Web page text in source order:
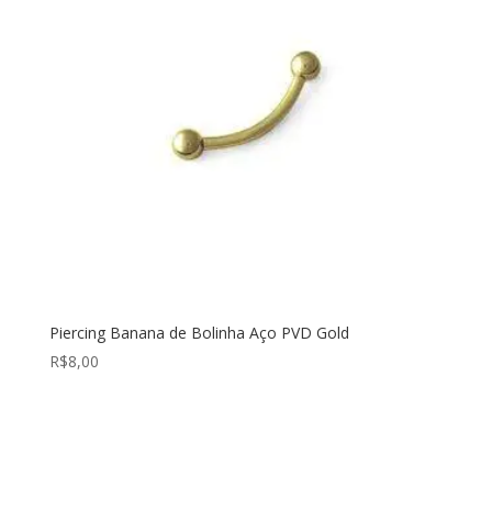
Piercing Banana de Bolinha Aço PVD Gold
R$8,00